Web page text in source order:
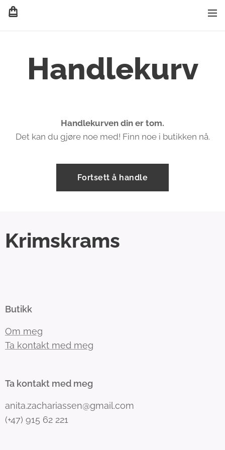
Handlekurv
Handlekurven din er tom.
Det kan du gjøre noe med! Finn noe i butikken nå.
Fortsett å handle
Krimskrams
Butikk
Om meg
Ta kontakt med meg
Ta kontakt med meg
anita.zachariassen@gmail.com
(+47) 915 62 221